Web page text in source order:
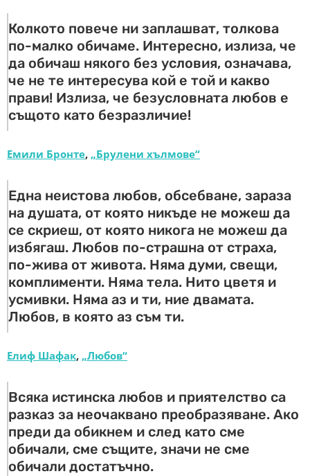
Колкото повече ни заплашват, толкова
по-малко обичаме. Интересно, излиза, че
да обичаш някого без условия, означава,
че не те интересува кой е той и какво
прави! Излиза, че безусловната любов е
същото като безразличие!
Емили Бронте, „Брулени хълмове“
Една неистова любов, обсебване, зараза
на душата, от която никъде не можеш да
се скриеш, от която никога не можеш да
избягаш. Любов по-страшна от страха,
по-жива от живота. Няма думи, свещи,
комплименти. Няма тела. Нито цветя и
усмивки. Няма аз и ти, ние двамата.
Любов, в която аз съм ти.
Елиф Шафак, „Любов“
Всяка истинска любов и приятелство са
разказ за неочаквано преобразяване. Ако
преди да обикнем и след като сме
обичали, сме същите, значи не сме
обичали достатъчно.